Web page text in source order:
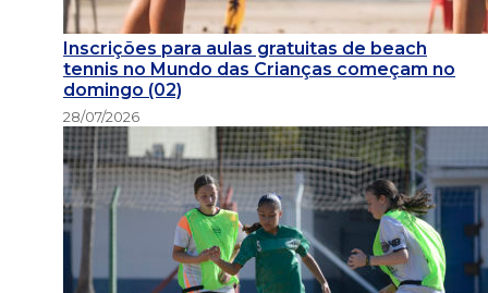
Inscrições para aulas gratuitas de beach
tennis no Mundo das Crianças começam no
domingo (02)
28/07/2026